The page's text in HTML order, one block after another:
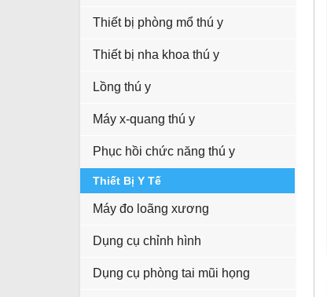
Thiết bị phòng mổ thú y
Thiết bị nha khoa thú y
Lồng thú y
Máy x-quang thú y
Phục hồi chức năng thú y
Thiết Bị Y Tế
Máy đo loãng xương
Dụng cụ chỉnh hình
Dụng cụ phòng tai mũi họng